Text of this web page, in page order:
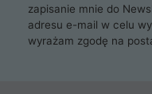
zapisanie mnie do
adresu e-mail w celu
wyrażam zgodę na